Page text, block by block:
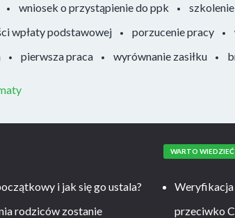
wniosek o przystąpienie do ppk
wpłaty podstawowej
porzucenie pracy
pierwsza praca wyrównanie zasiłku
i jak się go ustala?
rodziców zostanie
WARTO WIEDZIEĆ
Weryfikacja
przeciwko